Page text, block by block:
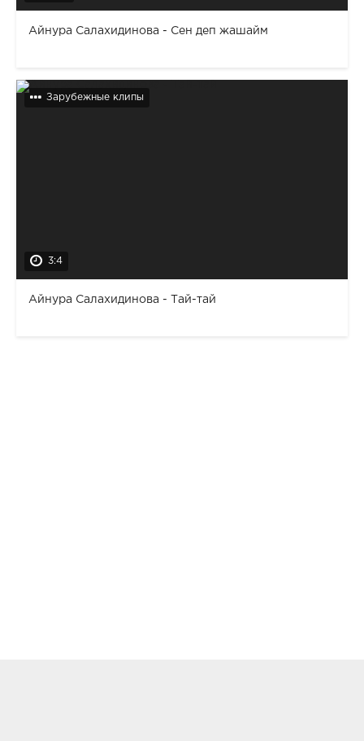
Айнура Салахидинова - Сен деп жашайм
Зарубежные клипы
3:4
Айнура Салахидинова - Тай-тай